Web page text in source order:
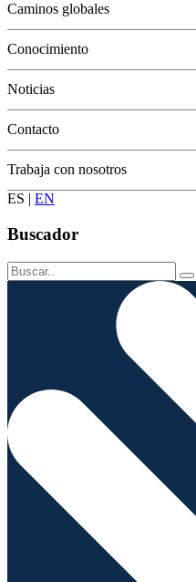
Jóvenes
Adultos
Grandes
Conservación
Caminos globales
Conocimiento
Noticias
Contacto
Trabaja con nosotros
ES | EN
Buscador